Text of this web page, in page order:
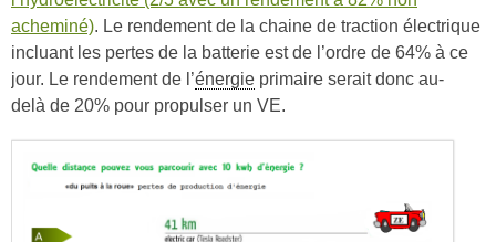
acheminé). Le rendement de la chaine de traction électrique
incluant les pertes de la batterie est de l’ordre de 64% à ce
jour. Le rendement de l’énergie primaire serait donc au-
delà de 20% pour propulser un VE.